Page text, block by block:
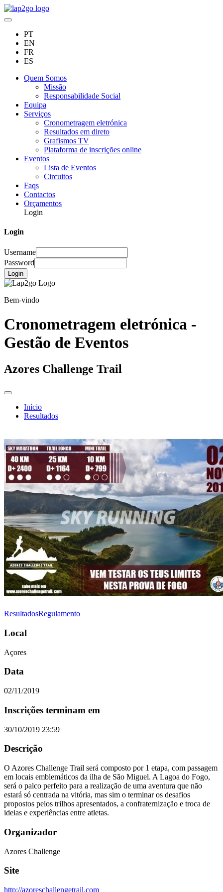
PT
EN
FR
ES
Quem Somos
Missão
Responsabilidade Social
Equipa
Serviços
Cronometragem eletrónica
Resultados em direto
Grafismos TV
Plataforma de inscrições online
Eventos
Lista de Eventos
Circuitos
Faqs
Contactos
Orçamentos
Login
Login
Username
Password
Login
Bem-vindo
Cronometragem eletrónica -
Gestão de Eventos
Azores Challenge Trail
Início
Resultados
ResultadosRegulamento
Local
Açores
Data
02/11/2019
Inscrições terminam em
30/10/2019 23:59
Descrição
O Azores Challenge Trail será composto por 1 etapa, com passagem
em locais emblemáticos da ilha de São Miguel. A Lagoa do Fogo,
será o palco perfeito para a realização de uma aventura que não
estará só centrada na vitória, mas sim o terminar os desafios
propostos pelos trilhos apresentados, a confraternização e troca de
ideias e experiências entre atletas.
Organizador
Azores Challenge
Site
http://azoreschallengetrail.com